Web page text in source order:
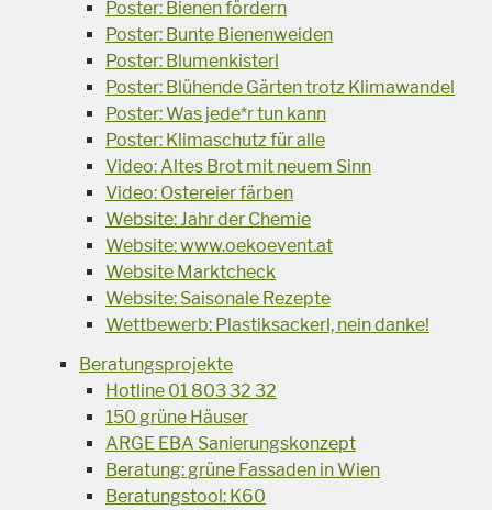
Poster: Bienen fördern
Poster: Bunte Bienenweiden
Poster: Blumenkisterl
Poster: Blühende Gärten trotz Klimawandel
Poster: Was jede*r tun kann
Poster: Klimaschutz für alle
Video: Altes Brot mit neuem Sinn
Video: Ostereier färben
Website: Jahr der Chemie
Website: www.oekoevent.at
Website Marktcheck
Website: Saisonale Rezepte
Wettbewerb: Plastiksackerl, nein danke!
Beratungsprojekte
Hotline 01 803 32 32
150 grüne Häuser
ARGE EBA Sanierungskonzept
Beratung: grüne Fassaden in Wien
Beratungstool: K60